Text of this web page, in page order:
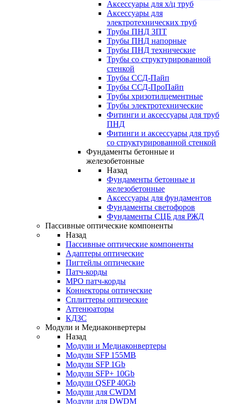
Аксессуары для х/ц труб
Аксессуары для
электротехнических труб
Трубы ПНД ЗПТ
Трубы ПНД напорные
Трубы ПНД технические
Трубы со структурированной
стенкой
Трубы ССД-Пайп
Трубы ССД-ПроПайп
Трубы хризотилцементные
Трубы электротехнические
Фитинги и аксессуары для труб
ПНД
Фитинги и аксессуары для труб
со структурированной стенкой
Фундаменты бетонные и
железобетонные
Назад
Фундаменты бетонные и
железобетонные
Аксессуары для фундаментов
Фундаменты светофоров
Фундаменты СЦБ для РЖД
Пассивные оптические компоненты
Назад
Пассивные оптические компоненты
Адаптеры оптические
Пигтейлы оптические
Патч-корды
MPO патч-корды
Коннекторы оптические
Сплиттеры оптические
Аттенюаторы
КДЗС
Модули и Медиаконвертеры
Назад
Модули и Медиаконвертеры
Модули SFP 155MB
Модули SFP 1Gb
Модули SFP+ 10Gb
Модули QSFP 40Gb
Модули для CWDM
Модули для DWDM